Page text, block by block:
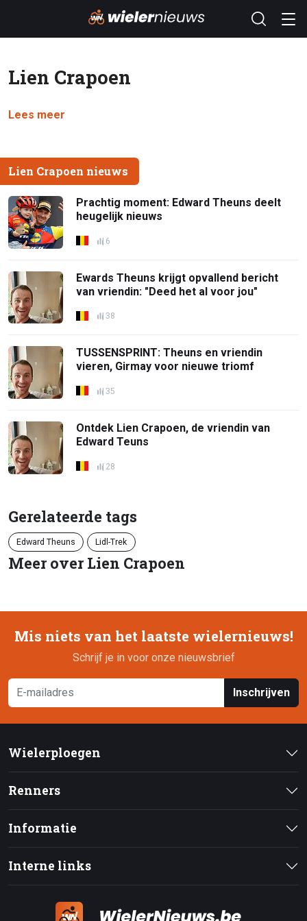
Lien Crapoen
Lees meer
Lien Crapoen nieuws
Prachtig moment: Edward Theuns deelt
heugelijk nieuws
6
Ewards Theuns krijgt opvallend bericht
van vriendin: "Deed het al voor jou"
38
TUSSENSPRINT: Theuns en vriendin
vieren, Girmay voor nieuwe triomf
35
Ontdek Lien Crapoen, de vriendin van
Edward Teuns
28
Gerelateerde tags
Edward Theuns Lidl-Trek
Meer over Lien Crapoen
Mis niets van het laatste wielernieuws!
Schrijf je in voor onze nieuwsbrief
Inschrijven
Wielerploegen
Renners
Informatie
Interne links